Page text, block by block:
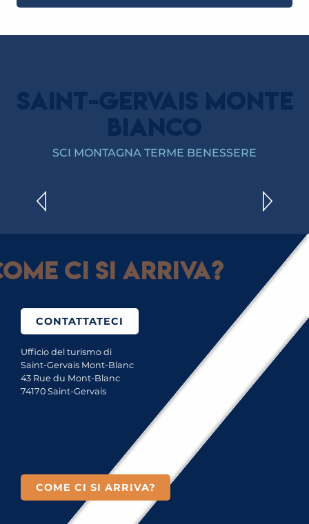
SAINT-GERVAIS MONTE
BIANCO
SCI MONTAGNA TERME BENESSERE
LO YOGA
LEGGI TUTTO
ci si arriva?
CONTATTATECI
Ufficio del turismo di
Saint-Gervais Mont-Blanc
43 Rue du Mont-Blanc
74170 Saint-Gervais
COME CI SI ARRIVA?